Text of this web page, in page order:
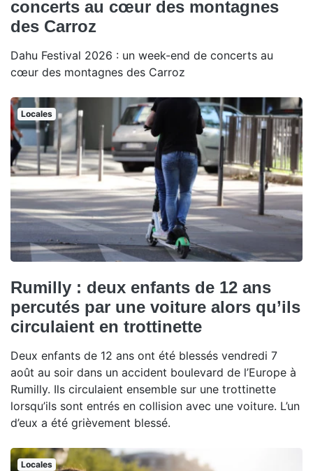
concerts au cœur des montagnes
des Carroz
Dahu Festival 2026 : un week-end de concerts au
cœur des montagnes des Carroz
Locales
Rumilly : deux enfants de 12 ans
percutés par une voiture alors qu’ils
circulaient en trottinette
Deux enfants de 12 ans ont été blessés vendredi 7
août au soir dans un accident boulevard de l’Europe à
Rumilly. Ils circulaient ensemble sur une trottinette
lorsqu’ils sont entrés en collision avec une voiture. L’un
d’eux a été grièvement blessé.
Locales